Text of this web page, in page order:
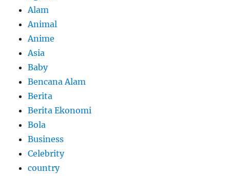
Alam
Animal
Anime
Asia
Baby
Bencana Alam
Berita
Berita Ekonomi
Bola
Business
Celebrity
country